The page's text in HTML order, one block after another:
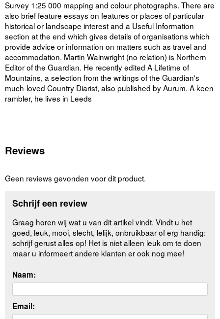
Survey 1:25 000 mapping and colour photographs. There are
also brief feature essays on features or places of particular
historical or landscape interest and a Useful Information
section at the end which gives details of organisations which
provide advice or information on matters such as travel and
accommodation. Martin Wainwright (no relation) is Northern
Editor of the Guardian. He recently edited A Lifetime of
Mountains, a selection from the writings of the Guardian's
much-loved Country Diarist, also published by Aurum. A keen
rambler, he lives in Leeds
Reviews
Geen reviews gevonden voor dit product.
Schrijf een review
Graag horen wij wat u van dit artikel vindt. Vindt u het
goed, leuk, mooi, slecht, lelijk, onbruikbaar of erg handig:
schrijf gerust alles op! Het is niet alleen leuk om te doen
maar u informeert andere klanten er ook nog mee!
Naam:
Email: